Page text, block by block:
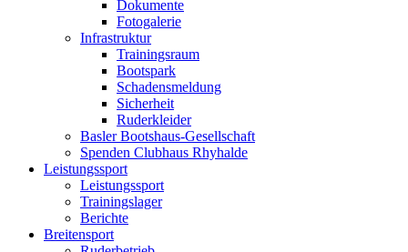
Dokumente
Fotogalerie
Infrastruktur
Trainingsraum
Bootspark
Schadensmeldung
Sicherheit
Ruderkleider
Basler Bootshaus-Gesellschaft
Spenden Clubhaus Rhyhalde
Leistungssport
Leistungssport
Trainingslager
Berichte
Breitensport